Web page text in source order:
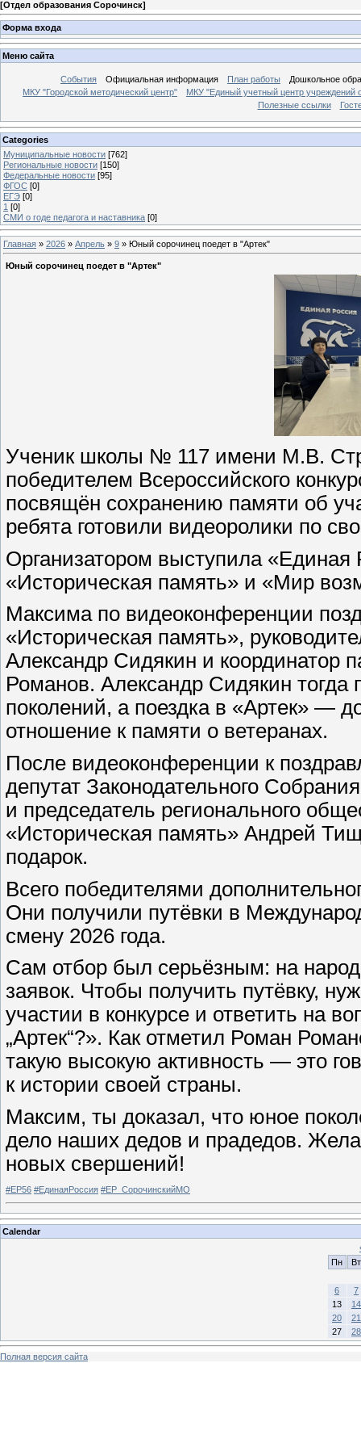
[Отдел образования Сорочинск]
Форма входа
Меню сайта
События Официальная информация План работы
Дошкольное
МКУ "Городской методический центр"
МКУ "Единый учетный центр учреждений
Полезные ссылки
Categories
Муниципальные новости [762]
Региональные новости [150]
Федеральные новости [95]
ФГОС [0]
ЕГЭ [0]
1 [0]
СМИ о годе педагога и наставника [0]
Главная » 2026 » Апрель » 9 » Юный сорочинец поедет в "Артек"
Юный сорочинец поедет в "Артек"
Ученик школы № 117 имени М.В.
победителем Всероссийского
посвящён сохранению памяти об
ребята готовили видеоролики по
Организатором выступила «Единая
«Историческая память» и «Мир
Максима по видеоконференции
«Историческая память»,
Александр Сидякин и координатор
Романов. Александр Сидякин тогда
поколений, а поездка в «Артек» —
отношение к памяти о ветеранах.
После видеоконференции к
депутат Законодательного
и председатель регионального
«Историческая память» Андрей
подарок.
Всего победителями
Они получили путёвки в
смену 2026 года.
Сам отбор был серьёзным: на
заявок. Чтобы получить путёвку,
участии в конкурсе и ответить на
„Артек“?». Как отметил Роман
такую высокую активность — это
к истории своей страны.
Максим, ты доказал, что юное
дело наших дедов и прадедов.
новых свершений!
#ЕР56 #ЕдинаяРоссия #ЕР_СорочинскийМО
Calendar
Пн
Вт
6
7
13
14
20
21
27
28
Полная версия сайта